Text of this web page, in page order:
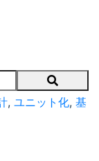
Search
, ユニット化, 基